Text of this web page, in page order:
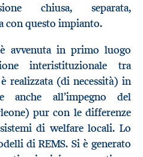
chiusa, separata,
con questo impianto.
avvenuta in primo luogo
interistituzionale tra
realizzata (di necessità) in
all’impegno del
pur con le differenze
di welfare locali. Lo
di REMS. Si è generato